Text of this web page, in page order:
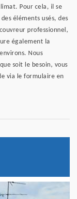
Pour cela, il se
éléments usés, des
professionnel,
également la
Nous
soit le besoin, vous
via le formulaire en